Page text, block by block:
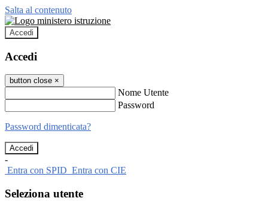
Salta al contenuto
Accedi
Accedi
button close ×
Nome Utente
Password
Password dimenticata?
-
Entra con SPID Entra con CIE
Seleziona utente